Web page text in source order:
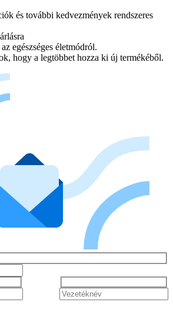
és további kedvezmények rendszeres
egészséges életmódról.
hogy a legtöbbet hozza ki új termékéből.